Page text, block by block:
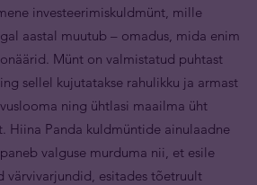
investeerimiskuldmünt, mille
aastal muutub – omadus, mida enim
Münt on valmistatud puhtast
sellel kujutatakse rahulikku ja armast
ning ühtlasi maailma üht
Hiina Panda kuldmüntide ainulaadne
valguse murduma nii, et esile
värvivarjundid, esitades tõetruult